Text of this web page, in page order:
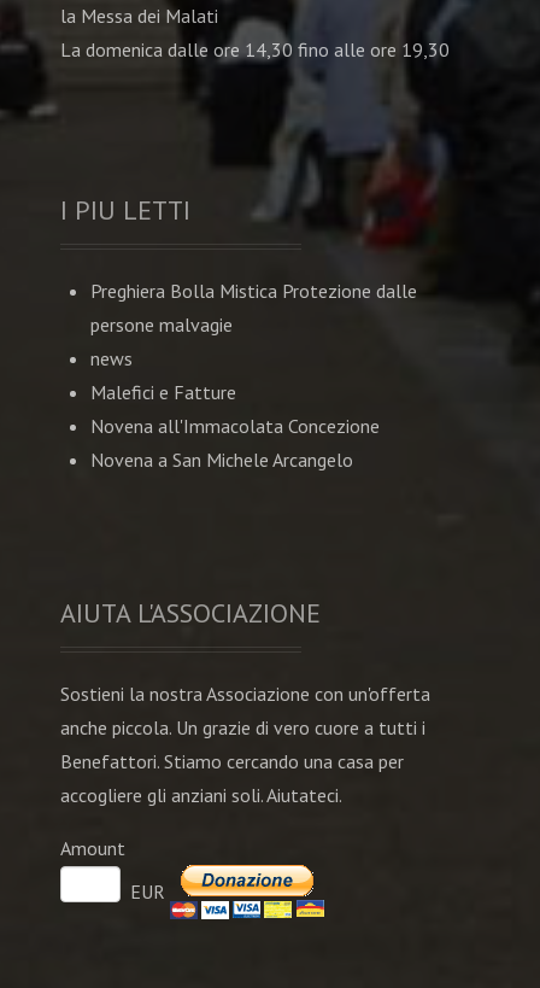
la Messa dei Malati
La domenica dalle ore 14,30 fino alle ore 19,30
I PIU LETTI
Preghiera Bolla Mistica Protezione dalle
persone malvagie
news
Malefici e Fatture
Novena all'Immacolata Concezione
Novena a San Michele Arcangelo
AIUTA L'ASSOCIAZIONE
Sostieni la nostra Associazione con un'offerta
anche piccola. Un grazie di vero cuore a tutti i
Benefattori. Stiamo cercando una casa per
accogliere gli anziani soli. Aiutateci.
Amount
EUR